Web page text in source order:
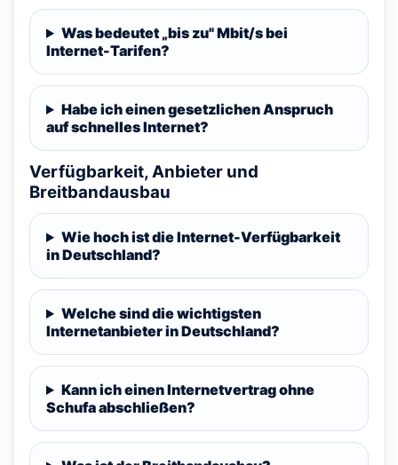
Was bedeutet „bis zu" Mbit/s bei
Internet-Tarifen?
Habe ich einen gesetzlichen Anspruch
auf schnelles Internet?
Verfügbarkeit, Anbieter und
Breitbandausbau
Wie hoch ist die Internet-Verfügbarkeit
in Deutschland?
Welche sind die wichtigsten
Internetanbieter in Deutschland?
Kann ich einen Internetvertrag ohne
Schufa abschließen?